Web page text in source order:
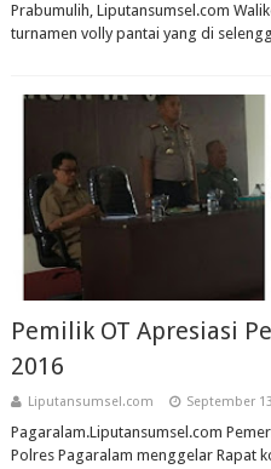
Prabumulih, Liputansumsel.com
turnamen volly pantai yang di
Pemilik OT Apresiasi
2016
Liputansumsel.com September
Pagaralam.Liputansumsel.com
Polres Pagaralam menggelar Rapat